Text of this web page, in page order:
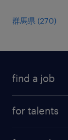
群馬県 (270)
find a job
for talents